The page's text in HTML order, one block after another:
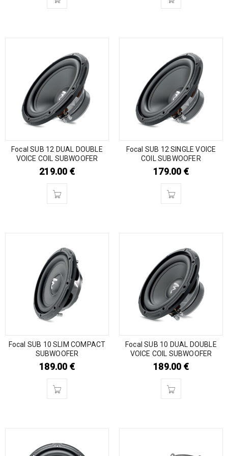
Focal SUB 12 DUAL DOUBLE
VOICE COIL SUBWOOFER
219.00 €
Focal SUB 12 SINGLE VOICE
COIL SUBWOOFER
179.00 €
Focal SUB 10 SLIM COMPACT
SUBWOOFER
189.00 €
Focal SUB 10 DUAL DOUBLE
VOICE COIL SUBWOOFER
189.00 €